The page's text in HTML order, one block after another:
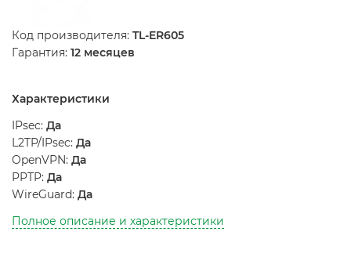
Код производителя: TL-ER605
Гарантия: 12 месяцев
Характеристики
IPsec: Да
L2TP/IPsec: Да
OpenVPN: Да
PPTP: Да
WireGuard: Да
Полное описание и характеристики